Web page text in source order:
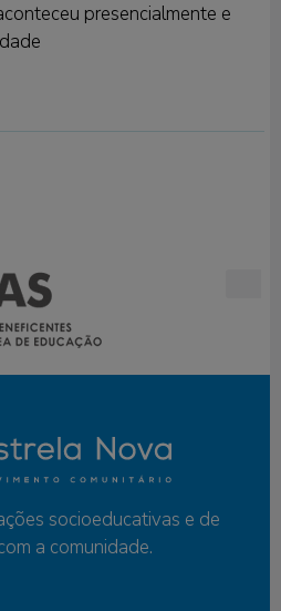
presencialmente e
socioeducativas e de
a comunidade.